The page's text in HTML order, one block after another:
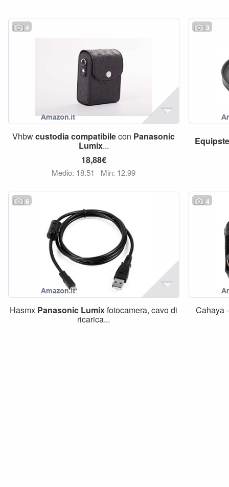
4
Vhbwcustodiacompatibilecon Panasonic
Lumix...
18,88€
Medio: 18,51 Min: 12,99
3
6
Hasmx Panasonic Lumixfotocamera, cavo di
ricarica...
4
Cahaya